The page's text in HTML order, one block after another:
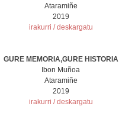
Ataramiñe
2019
irakurri / deskargatu
GURE MEMORIA,GURE HISTORIA
Ibon Muñoa
Ataramiñe
2019
irakurri / deskargatu